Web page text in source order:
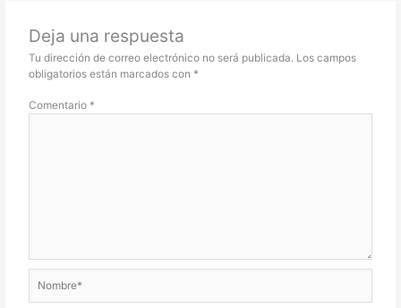
Deja una respuesta
Tu dirección de correo electrónico no será publicada. Los campos
obligatorios están marcados con *
Comentario *